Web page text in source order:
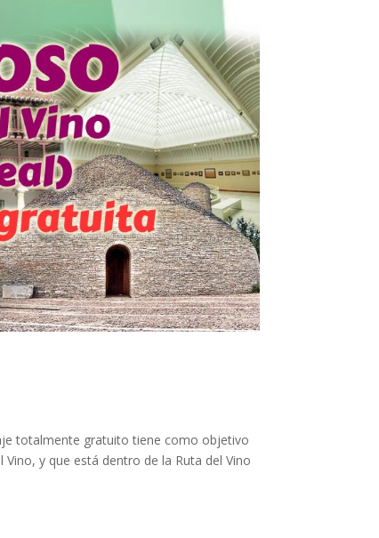
totalmente gratuito tiene como objetivo
y que está dentro de la Ruta del Vino